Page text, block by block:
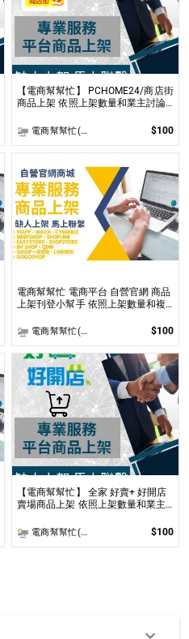
【電商幫幫忙】 PCHOME24/商店街
商品上架 依照上架數量和業主討論
電商幫幫忙(電商平台代營運/電商上架/運營策略/網路行銷) $100
電商幫幫忙 電商平台 自營官網 商品
上架刊登小幫手 依照上架數量和複
電商幫幫忙(電商平台代營運/電商上架/運營策略/網路行銷) $100
【電商幫幫忙】 全家 好賣+ 好開店
賣場商品上架 依照上架數量和業主
電商幫幫忙(電商平台代營運/電商上架/運營策略/網路行銷) $100